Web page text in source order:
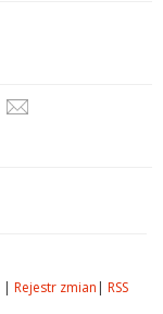
| Rejestr zmian | RSS